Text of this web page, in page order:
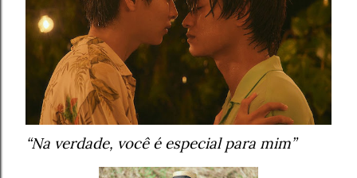
“Na verdade, você é especial para mim”